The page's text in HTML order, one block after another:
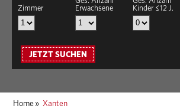
Zimmer
Erwachsene
Kinder ≤12 J.
JETZT SUCHEN
Home » Xanten